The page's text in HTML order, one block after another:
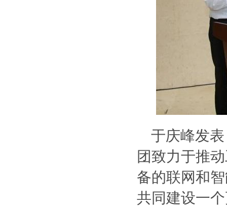
于庆峰发
团致力于推
备的联网和
共同建设一